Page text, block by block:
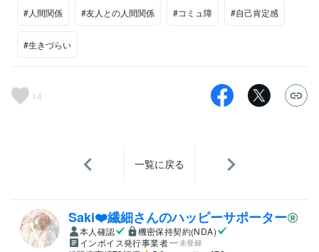
#人間関係 #友人との人間関係 #コミュ障 #自己肯定感
#生きづらい
14
一覧に戻る
Saki❤️繊細さんのハッピーサポーター
本人確認
機密保持契約(NDA)
インボイス発行事業者
未登録